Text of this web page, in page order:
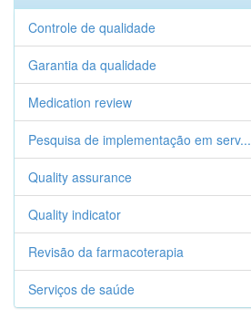
Controle de qualidade
Garantia da qualidade
Medication review
Pesquisa de implementação em serv...
Quality assurance
Quality indicator
Revisão da farmacoterapia
Serviços de saúde